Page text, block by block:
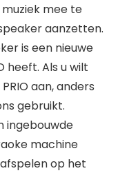
mee te
aanzetten.
is een nieuwe
heeft. Als u wilt
aan, anders
gebruikt.
ingebouwde
machine
op het